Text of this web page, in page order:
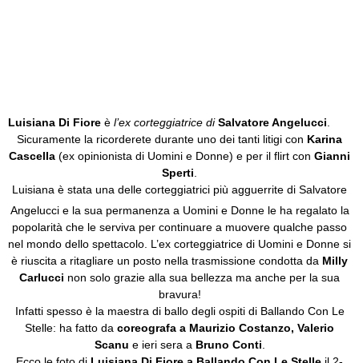
Luisiana Di Fiore è l’ex corteggiatrice diSalvatore Angelucci
Sicuramente la ricorderete durante uno dei tanti litigi con Karina
Cascella (ex opinionista di Uomini e Donne) e per il flirt con Gianni
Sperti
Luisiana è stata una delle corteggiatrici più agguerrite di Salvatore
Angelucci e la sua permanenza a Uomini e Donne le ha regalato la
popolarità che le serviva per continuare a muovere qualche passo
nel mondo dello spettacolo. L’ex corteggiatrice di Uomini e Donne si
è riuscita a ritagliare un posto nella trasmissione condotta da Milly
Carlucci non solo grazie alla sua bellezza ma anche per la sua
bravura!
Infatti spesso è la maestra di ballo degli ospiti di Ballando Con Le
Stelle: ha fatto da coreografa a Maurizio Costanzo, Valerio
Scanu e ieri sera a Bruno Conti